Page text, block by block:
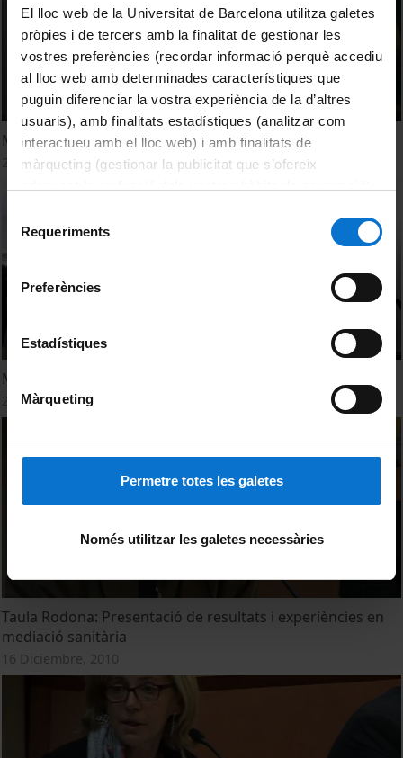
El lloc web de la Universitat de Barcelona utilitza galetes
pròpies i de tercers amb la finalitat de gestionar les
vostres preferències (recordar informació perquè accediu
al lloc web amb determinades característiques que
puguin diferenciar la vostra experiència de la d’altres
usuaris), amb finalitats estadístiques (analitzar com
interactueu amb el lloc web) i amb finalitats de
màrqueting (gestionar la publicitat que s’ofereix
consultar laPolítica de galetes del lloc web de la
Requeriments
Preferències
Estadístiques
Màrqueting
Permetre totes les galetes
Només utilitzar les galetes necessàries
Mediació de conflictes. Facultat de Dret UB
25 Abril, 2019
Máster universitario de Mediación en Conflictos
27 Abril, 2015
Taula Rodona: Presentació de resultats i experiències en
mediació sanitària
16 Diciembre, 2010